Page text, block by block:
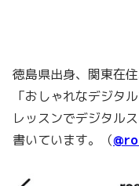
徳島県出身、関東在住
「おしゃれなデジタ
レッスンでデジタル
書いています。（